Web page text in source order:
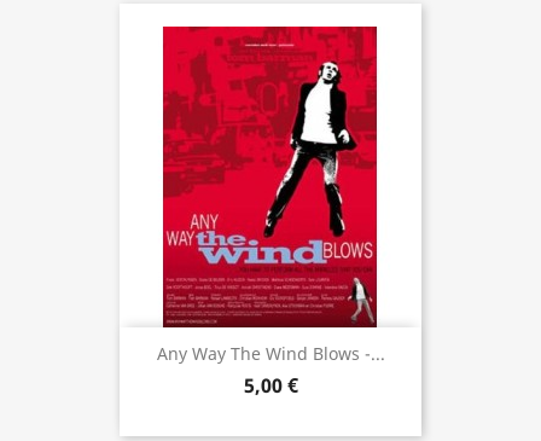
Any Way The Wind Blows -...
5,00 €